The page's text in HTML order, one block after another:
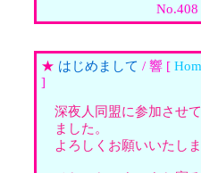
No.408
★ はじめまして / 響 [
]
深夜人同盟に参加させ
ました。
よろしくお願いいたしま